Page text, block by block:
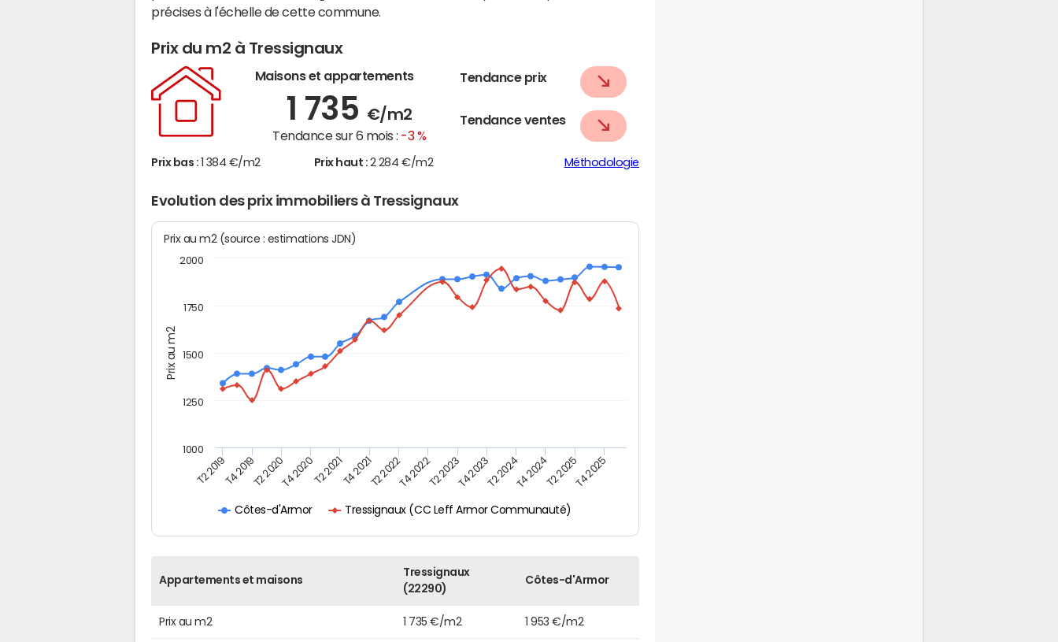
précises à l'échelle de cette commune.
Prix du m2 à Tressignaux
Maisons et appartements
1 735 €/m2
Tendance sur 6 mois : -3 %
Tendance prix
Tendance ventes
Prix bas : 1 384 €/m2 Prix haut : 2 284 €/m2 Méthodologie
Evolution des prix immobiliers à Tressignaux
Prix au m2
Prix au m2 (source : estimations JDN)
Côtes-d'Armor Tressignaux (CC Leff Armor Communauté)
T2 2019T4 2019T2 2020T4 2020T2 2021T4 2021T2 2022T4 2022T2 2023T4 2023T2 2024T4 2024T2 2025T4 2025
2000
1000
1250
1500
1750
Appartements et maisons
Tressignaux
(22290)
Côtes-d'Armor
Prix au m2 1 735 €/m2 1 953 €/m2